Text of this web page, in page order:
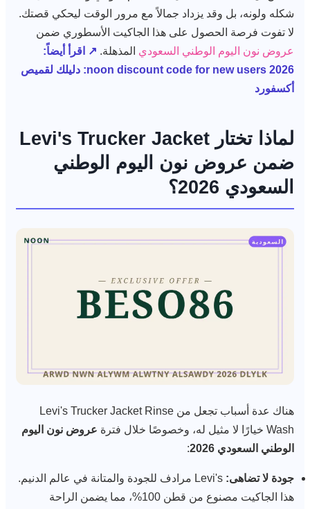
شكله ولونه، بل وقد يزداد جمالاً مع مرور الوقت ليحكي قصتك.
لا تفوت فرصة الحصول على هذا الجاكيت الأسطوري ضمن
عروض نون اليوم الوطني السعودي المذهلة. ↗ اقرأ أيضاً:
noon discount code for new users 2026: دليلك لقميص
أكسفورد
لماذا تختار Levi's Trucker Jacket
ضمن عروض نون اليوم الوطني
السعودي 2026؟
هناك عدة أسباب تجعل من Levi's Trucker Jacket Rinse
Wash خيارًا لا مثيل له، وخصوصًا خلال فترة
عروض نون اليوم
الوطني السعودي 2026
:
جودة لا تضاهى:
Levi's مرادف للجودة والمتانة في عالم الدنيم.
هذا الجاكيت مصنوع من قطن 100%، مما يضمن الراحة